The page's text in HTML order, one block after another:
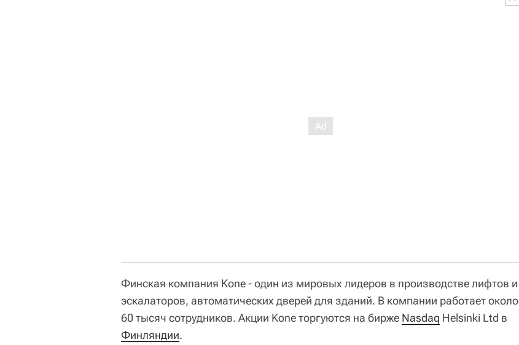
Финская компания Kone - один из мировых лидеров в производстве лифтов и
эскалаторов, автоматических дверей для зданий. В компании работает около
60 тысяч сотрудников. Акции Kone торгуются на бирже Nasdaq Helsinki Ltd в
Финляндии.